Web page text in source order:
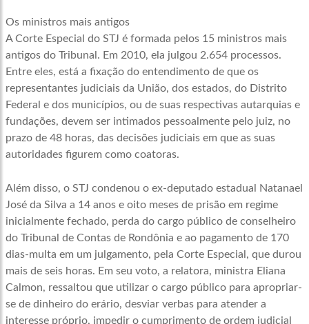
Os ministros mais antigos
A Corte Especial do STJ é formada pelos 15 ministros mais
antigos do Tribunal. Em 2010, ela julgou 2.654 processos.
Entre eles, está a fixação do entendimento de que os
representantes judiciais da União, dos estados, do Distrito
Federal e dos municípios, ou de suas respectivas autarquias e
fundações, devem ser intimados pessoalmente pelo juiz, no
prazo de 48 horas, das decisões judiciais em que as suas
autoridades figurem como coatoras.
Além disso, o STJ condenou o ex-deputado estadual Natanael
José da Silva a 14 anos e oito meses de prisão em regime
inicialmente fechado, perda do cargo público de conselheiro
do Tribunal de Contas de Rondônia e ao pagamento de 170
dias-multa em um julgamento, pela Corte Especial, que durou
mais de seis horas. Em seu voto, a relatora, ministra Eliana
Calmon, ressaltou que utilizar o cargo público para apropriar-
se de dinheiro do erário, desviar verbas para atender a
interesse próprio, impedir o cumprimento de ordem judicial